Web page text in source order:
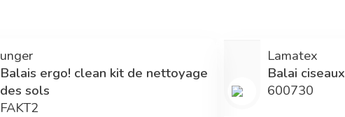
unger
Balais ergo! clean kit de nettoyage
des sols
FAKT2
Lamatex
Balai ciseaux
600730